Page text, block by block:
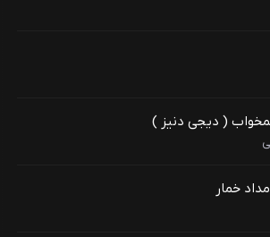
( دیجی دنیز )
خمار